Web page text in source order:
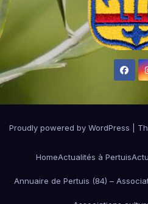
Proudly powered by WordPress
HomeActualités à Pertuis
Annuaire de Pertuis (84) –